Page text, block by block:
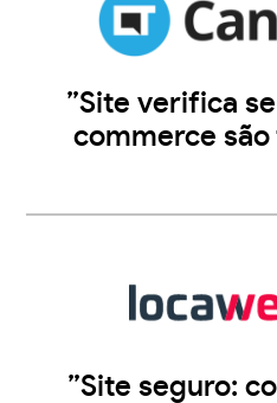
”Site verifica
commerce
”Site seguro: